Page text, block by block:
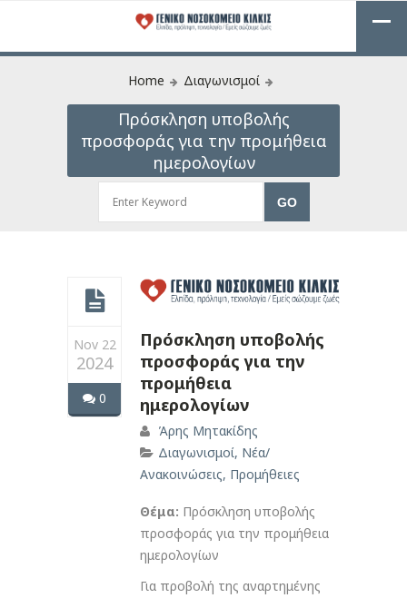
Home Διαγωνισμοί
Πρόσκληση υποβολής
προσφοράς για την προμήθεια
ημερολογίων
Nov 22
2024
0
Πρόσκληση υποβολής
προσφοράς για την
προμήθεια
ημερολογίων
Άρης Μητακίδης
Διαγωνισμοί, Νέα/
Ανακοινώσεις, Προμήθειες
Θέμα: Πρόσκληση υποβολής
προσφοράς για την προμήθεια
ημερολογίων
Για προβολή της αναρτημένης